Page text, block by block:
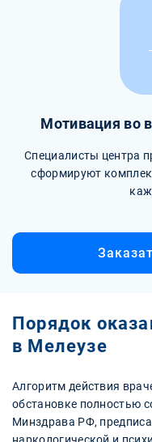
Мотивация во
Специалисты центра
сформируют
Порядок
в Мелеузе
Алгоритм действия
обстановке полностью
Минздрава РФ,